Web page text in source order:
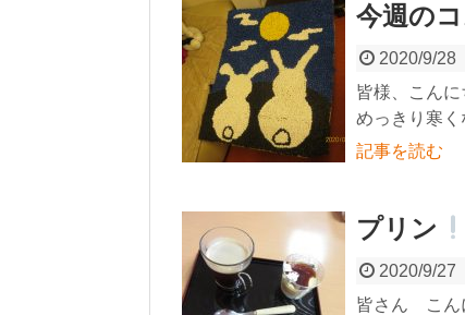
今週の
2020/9/28
皆様、こん
めっきり寒く
記事を読む
プリン
2020/9/27
皆さん こん